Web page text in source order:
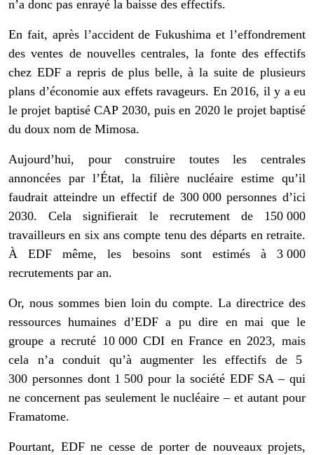
n’a donc pas enrayé la baisse des effectifs.
En fait, après l’accident de Fukushima et l’effondrement
des ventes de nouvelles centrales, la fonte des effectifs
chez EDF a repris de plus belle, à la suite de plusieurs
plans d’économie aux effets ravageurs. En 2016, il y a eu
le projet baptisé CAP 2030, puis en 2020 le projet baptisé
du doux nom de Mimosa.
Aujourd’hui, pour construire toutes les centrales
annoncées par l’État, la filière nucléaire estime qu’il
faudrait atteindre un effectif de 300 000 personnes d’ici
2030. Cela signifierait le recrutement de 150 000
travailleurs en six ans compte tenu des départs en retraite.
À EDF même, les besoins sont estimés à 3 000
recrutements par an.
Or, nous sommes bien loin du compte. La directrice des
ressources humaines d’EDF a pu dire en mai que le
groupe a recruté 10 000 CDI en France en 2023, mais
cela n’a conduit qu’à augmenter les effectifs de 5
300 personnes dont 1 500 pour la société EDF SA – qui
ne concernent pas seulement le nucléaire – et autant pour
Framatome.
Pourtant, EDF ne cesse de porter de nouveaux projets,